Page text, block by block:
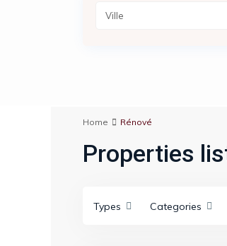
Home Rénové
Properties
Types Categories